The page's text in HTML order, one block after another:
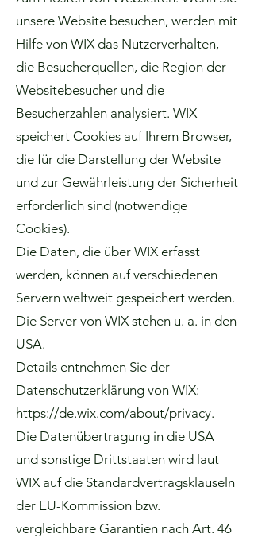
unsere Website besuchen, werden mit
Hilfe von WIX das Nutzerverhalten,
die Besucherquellen, die Region der
Websitebesucher und die
Besucherzahlen analysiert. WIX
speichert Cookies auf Ihrem Browser,
die für die Darstellung der Website
und zur Gewährleistung der Sicherheit
erforderlich sind (notwendige
Cookies).
Die Daten, die über WIX erfasst
werden, können auf verschiedenen
Servern weltweit gespeichert werden.
Die Server von WIX stehen u. a. in den
USA.
Details entnehmen Sie der
Datenschutzerklärung von WIX:
https://de.wix.com/about/privacy.
Die Datenübertragung in die USA
und sonstige Drittstaaten wird laut
WIX auf die Standardvertragsklauseln
der EU-Kommission bzw.
vergleichbare Garantien nach Art. 46